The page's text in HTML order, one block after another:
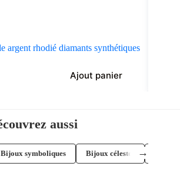
argent rhodié diamants synthétiques
Ajout panier
aussi
Bijoux symboliques Bijoux célestes →